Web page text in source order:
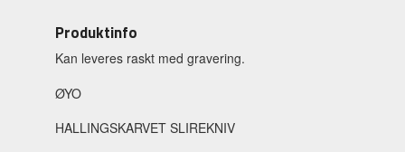
Produktinfo
Kan leveres raskt med gravering.
ØYO
HALLINGSKARVET SLIREKNIV